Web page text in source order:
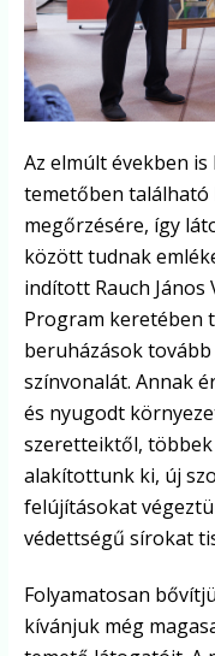
Az elmúlt években
temetőben
megőrzésére, így
között tudnak
indított Rauch
Program keretében
beruházások
színvonalát. Annak
és nyugodt
szeretteiktől,
alakítottunk ki, új
felújításokat
védettségű sírokat
Folyamatosan
kívánjuk még